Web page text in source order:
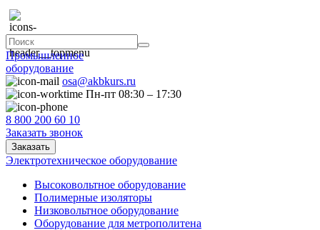
Промышленное
оборудование
osa@akbkurs.ru
Пн-пт 08:30 – 17:30
8 800 200 60 10
Заказать звонок
Заказать
Электротехническое оборудование
Высоковольтное оборудование
Полимерные изоляторы
Низковольтное оборудование
Оборудование для метрополитена